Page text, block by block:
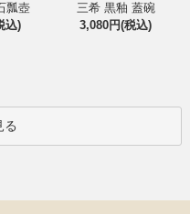
瓢壺
込)
三希 黒釉 蓋碗
3,080円(税込)
る